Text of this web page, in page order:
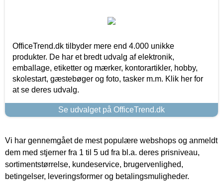
OfficeTrend.dk tilbyder mere end 4.000 unikke
produkter. De har et bredt udvalg af elektronik,
emballage, etiketter og mærker, kontorartikler, hobby,
skolestart, gæstebøger og foto, tasker m.m. Klik her for
at se deres udvalg.
Se udvalget på OfficeTrend.dk
Vi har gennemgået de mest populære webshops og anmeldt
dem med stjerner fra 1 til 5 ud fra bl.a. deres prisniveau,
sortimentstørrelse, kundeservice, brugervenlighed,
betingelser, leveringsformer og betalingsmuligheder.